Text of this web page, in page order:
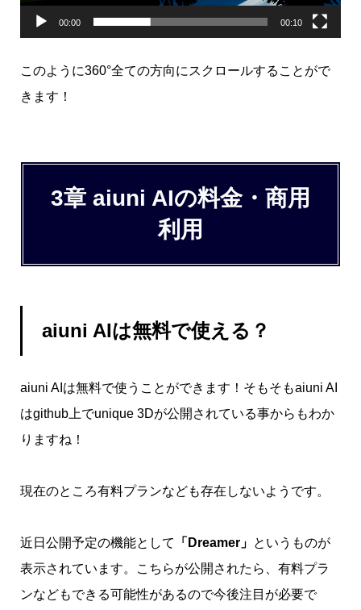
00:00 00:10
このように360°全ての方向にスクロールすることがで
きます！
3章 aiuni AIの料金・商用
利用
aiuni AIは無料で使える？
aiuni AIは無料で使うことができます！そもそもaiuni AI
はgithub上でunique 3Dが公開されている事からもわか
りますね！
現在のところ有料プランなども存在しないようです。
近日公開予定の機能として 「Dreamer」 というものが
表示されています。こちらが公開されたら、有料プラ
ンなどもできる可能性があるので今後注目が必要で